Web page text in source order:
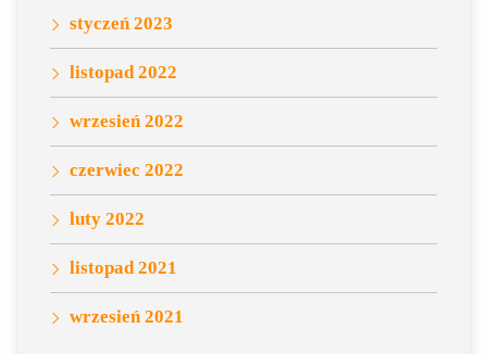
styczeń 2023
listopad 2022
wrzesień 2022
czerwiec 2022
luty 2022
listopad 2021
wrzesień 2021